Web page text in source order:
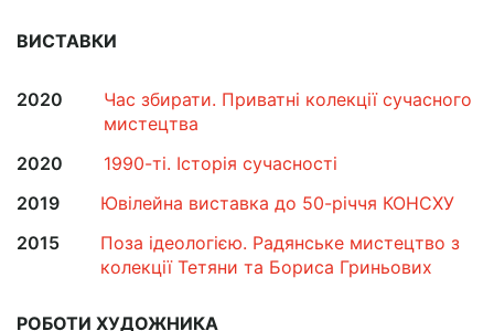
ВИСТАВКИ
2020
Час збирати. Приватні колекції сучасного
мистецтва
2020
1990-ті. Історія сучасності
2019
Ювілейна виставка до 50-річчя КОНСХУ
2015
Поза ідеологією. Радянське мистецтво з
колекції Тетяни та Бориса Гриньових
РОБОТИ ХУДОЖНИКА